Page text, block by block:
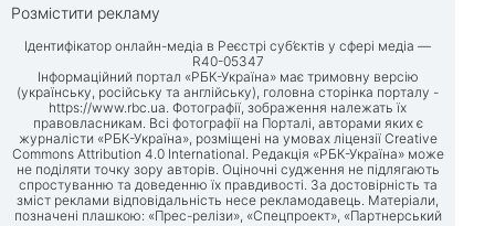
Розмістити рекламу
Ідентифікатор онлайн-медіа в Реєстрі суб’єктів у сфері медіа —
R40-05347
Інформаційний портал «РБК-Україна» має тримовну версію
(українську, російську та англійську), головна сторінка порталу -
https://www.rbc.ua . Фотографії, зображення належать їх
правовласникам. Всі фотографії на Порталі, авторами яких є
журналісти «РБК-Україна», розміщені на умовах ліцензії Creative
Commons Attribution 4.0 International. Редакція «РБК-Україна» може
не поділяти точку зору авторів. Оціночні судження не підлягають
спростуванню та доведенню їх правдивості. За достовірність та
зміст реклами відповідальність несе рекламодавець. Матеріали,
позначені плашкою: «Прес-релізи», «Спецпроект», «Партнерський